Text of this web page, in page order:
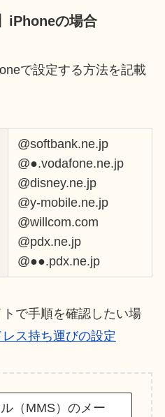
iPhoneの場合
で設定する方法を記載
@softbank.ne.jp
@●.vodafone.ne.jp
@disney.ne.jp
@y-mobile.ne.jp
@willcom.com
@pdx.ne.jp
@●●.pdx.ne.jp
で手順を確認したい場
ス持ち運びの設定
ル（MMS）のメー